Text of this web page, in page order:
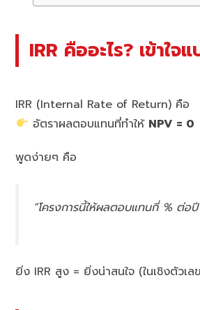
IRR คืออะไร? เข้าใจ
IRR (Internal Rate of Return) คือ
อัตราผลตอบแทนที่ทำให้ NPV = 0
พูดง่ายๆ คือ
“โครงการนี้ให้ผลตอบแทนกี่ % ต่อปี
ยิ่ง IRR สูง = ยิ่งน่าสนใจ (ในเชิงตัวเล